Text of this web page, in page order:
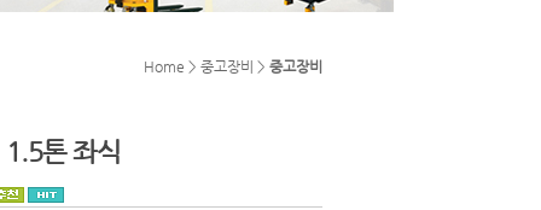
Home > 중고장비 > 중고장비
1.5톤 좌식